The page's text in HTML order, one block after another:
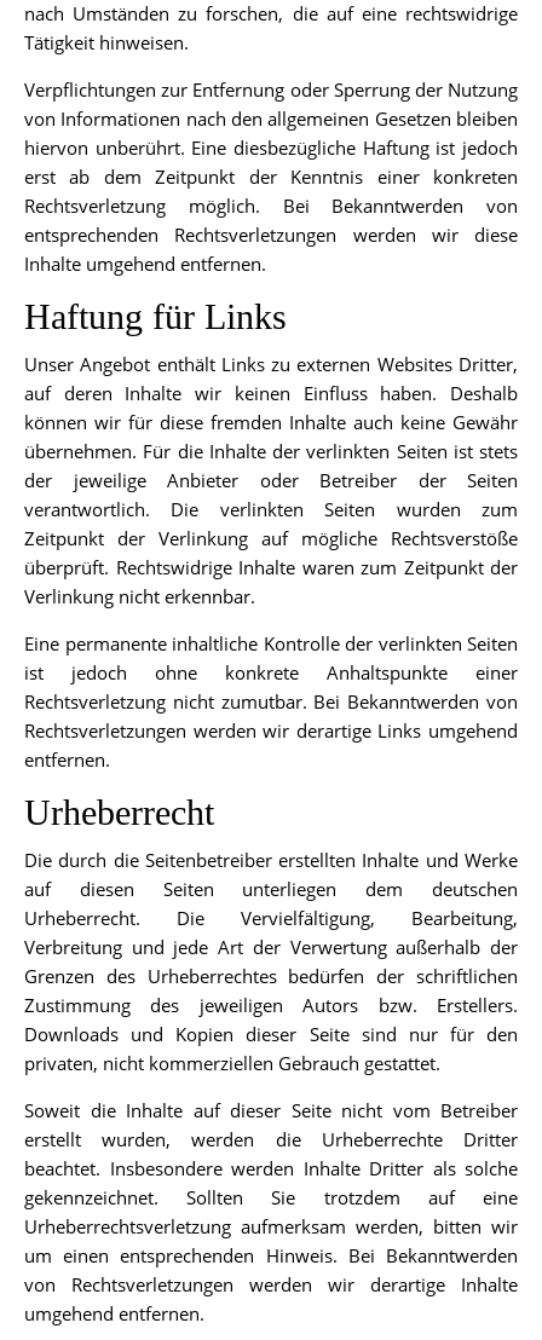
nach Umständen zu forschen, die auf eine rechtswidrige
Tätigkeit hinweisen.
Verpflichtungen zur Entfernung oder Sperrung der Nutzung
von Informationen nach den allgemeinen Gesetzen bleiben
hiervon unberührt. Eine diesbezügliche Haftung ist jedoch
erst ab dem Zeitpunkt der Kenntnis einer konkreten
Rechtsverletzung möglich. Bei Bekanntwerden von
entsprechenden Rechtsverletzungen werden wir diese
Inhalte umgehend entfernen.
Haftung für Links
Unser Angebot enthält Links zu externen Websites Dritter,
auf deren Inhalte wir keinen Einfluss haben. Deshalb
können wir für diese fremden Inhalte auch keine Gewähr
übernehmen. Für die Inhalte der verlinkten Seiten ist stets
der jeweilige Anbieter oder Betreiber der Seiten
verantwortlich. Die verlinkten Seiten wurden zum
Zeitpunkt der Verlinkung auf mögliche Rechtsverstöße
überprüft. Rechtswidrige Inhalte waren zum Zeitpunkt der
Verlinkung nicht erkennbar.
Eine permanente inhaltliche Kontrolle der verlinkten Seiten
ist jedoch ohne konkrete Anhaltspunkte einer
Rechtsverletzung nicht zumutbar. Bei Bekanntwerden von
Rechtsverletzungen werden wir derartige Links umgehend
entfernen.
Urheberrecht
Die durch die Seitenbetreiber erstellten Inhalte und Werke
auf diesen Seiten unterliegen dem deutschen
Urheberrecht. Die Vervielfältigung, Bearbeitung,
Verbreitung und jede Art der Verwertung außerhalb der
Grenzen des Urheberrechtes bedürfen der schriftlichen
Zustimmung des jeweiligen Autors bzw. Erstellers.
Downloads und Kopien dieser Seite sind nur für den
privaten, nicht kommerziellen Gebrauch gestattet.
Soweit die Inhalte auf dieser Seite nicht vom Betreiber
erstellt wurden, werden die Urheberrechte Dritter
beachtet. Insbesondere werden Inhalte Dritter als solche
gekennzeichnet. Sollten Sie trotzdem auf eine
Urheberrechtsverletzung aufmerksam werden, bitten wir
um einen entsprechenden Hinweis. Bei Bekanntwerden
von Rechtsverletzungen werden wir derartige Inhalte
umgehend entfernen.